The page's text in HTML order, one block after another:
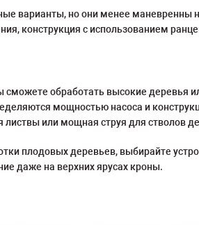
варианты, но они менее
конструкция с использованием
обработать высокие деревья
мощностью насоса и
или мощная струя для стволов
плодовых деревьев, выбирайте
даже на верхних ярусах кроны.